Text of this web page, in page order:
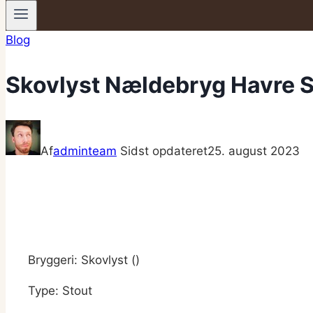
Blog
Skovlyst Nældebryg Havre
Afadminteam Sidst opdateret25. august 2023
Bryggeri: Skovlyst ()
Type: Stout